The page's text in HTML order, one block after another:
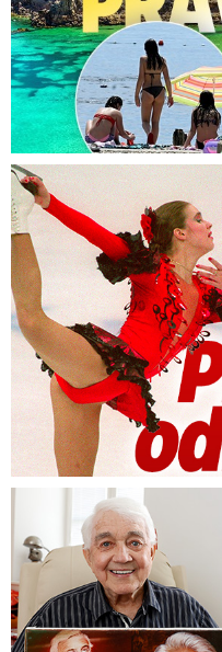
Tajná policie špehovala